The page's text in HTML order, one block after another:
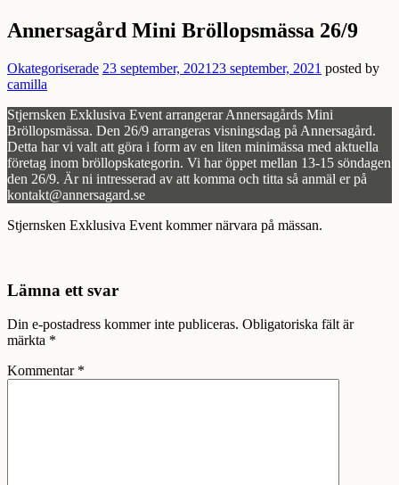
Annersagård Mini Bröllopsmässa 26/9
Okategoriserade Posted
23 september, 2021 23 september, 2021 posted by
camilla
Stjernsken Exklusiva Event arrangerar Annersagårds Mini
Bröllopsmässa. Den 26/9 arrangeras visningsdag på Annersagård.
Detta har vi valt att göra i form av en liten minimässa med aktuella
företag inom bröllopskategorin. Vi har öppet mellan 13-15 söndagen
den 26/9. Är ni intresserad av att komma och titta så anmäl er på
kontakt@annersagard.se
Stjernsken Exklusiva Event kommer närvara på mässan.
Lämna ett svar
Din e-postadress kommer inte publiceras. Obligatoriska fält är
märkta *
Kommentar *